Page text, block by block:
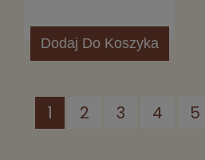
Dodaj Do Koszyka
1 2 3 4 5